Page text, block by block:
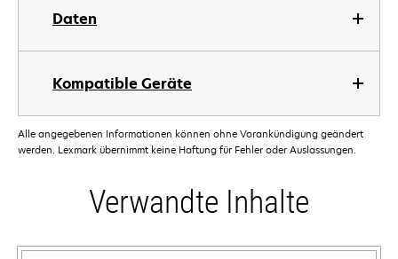
Daten
Kompatible Geräte
Alle angegebenen Informationen können ohne Vorankündigung geändert
werden. Lexmark übernimmt keine Haftung für Fehler oder Auslassungen.
Verwandte Inhalte